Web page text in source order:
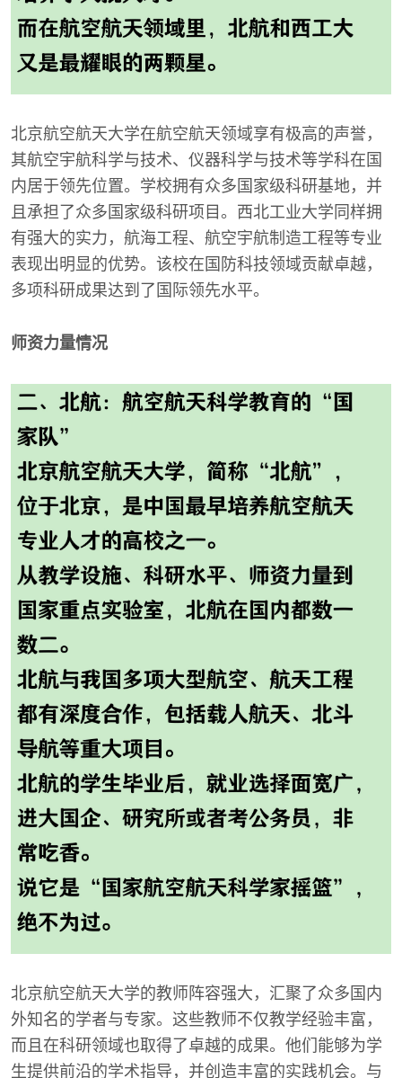
北京航空航天大学在航空航天领域享有极高的声誉，
其航空宇航科学与技术、仪器科学与技术等学科在国
内居于领先位置。学校拥有众多国家级科研基地，并
且承担了众多国家级科研项目。西北工业大学同样拥
有强大的实力，航海工程、航空宇航制造工程等专业
表现出明显的优势。该校在国防科技领域贡献卓越，
多项科研成果达到了国际领先水平。
师资力量情况
北京航空航天大学的教师阵容强大，汇聚了众多国内
外知名的学者与专家。这些教师不仅教学经验丰富，
而且在科研领域也取得了卓越的成果。他们能够为学
生提供前沿的学术指导，并创造丰富的实践机会。与